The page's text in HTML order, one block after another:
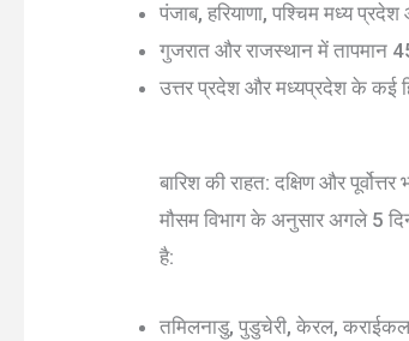
पंजाब, हरियाणा, पश्चिम मध्य
गुजरात और राजस्थान में तापमान
उत्तर प्रदेश और मध्यप्रदेश के कई
बारिश की राहत: दक्षिण और
मौसम विभाग के अनुसार अगले 5
है:
तमिलनाडु, पुडुचेरी, केरल,